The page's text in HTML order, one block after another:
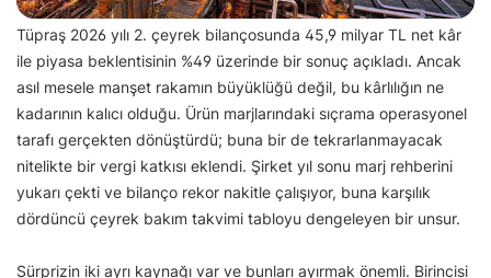
Tüpraş 2026 yılı 2. çeyrek bilançosunda 45,9 milyar TL net kâr
ile piyasa beklentisinin %49 üzerinde bir sonuç açıkladı. Ancak
asıl mesele manşet rakamın büyüklüğü değil, bu kârlılığın ne
kadarının kalıcı olduğu. Ürün marjlarındaki sıçrama operasyonel
tarafı gerçekten dönüştürdü; buna bir de tekrarlanmayacak
nitelikte bir vergi katkısı eklendi. Şirket yıl sonu marj rehberini
yukarı çekti ve bilanço rekor nakitle çalışıyor, buna karşılık
dördüncü çeyrek bakım takvimi tabloyu dengeleyen bir unsur.
Sürprizin iki ayrı kaynağı var ve bunları ayırmak önemli. Birincisi